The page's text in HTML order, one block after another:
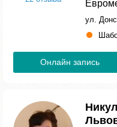
ул.
Онлайн запись